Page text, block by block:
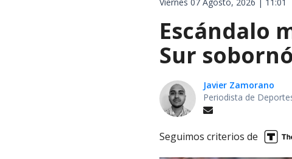
Escándalo
Sur
Javier Zamorano
Periodista de
Seguimos criterios de